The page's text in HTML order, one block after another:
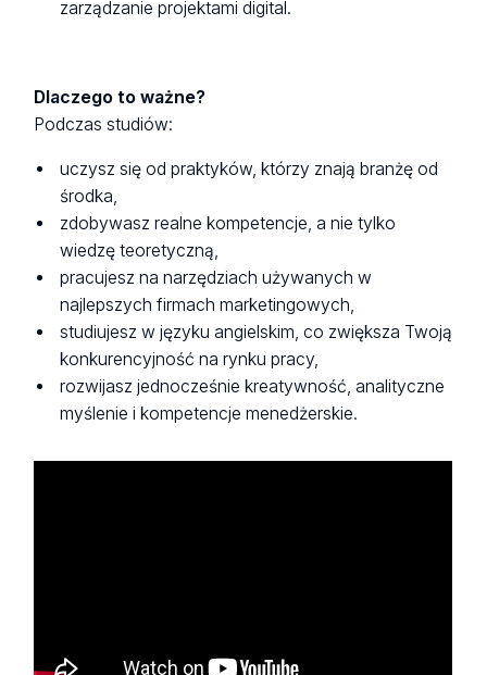
zarządzanie projektami digital.
Dlaczego to ważne?
Podczas studiów:
uczysz się od praktyków, którzy znają branżę od
środka,
zdobywasz realne kompetencje, a nie tylko
wiedzę teoretyczną,
pracujesz na narzędziach używanych w
najlepszych firmach marketingowych,
studiujesz w języku angielskim, co zwiększa Twoją
konkurencyjność na rynku pracy,
rozwijasz jednocześnie kreatywność, analityczne
myślenie i kompetencje menedżerskie.